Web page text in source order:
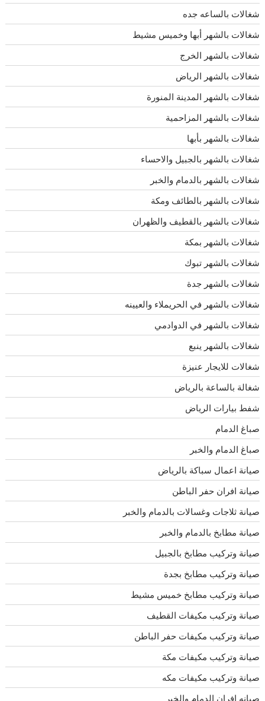
شغالات بالساعه جده
شغالات بالشهر أبها وخميس مشيط
شغالات بالشهر الخرج
شغالات بالشهر الرياض
شغالات بالشهر المدينة المنورة
شغالات بالشهر المزاحمية
شغالات بالشهر بأبها
شغالات بالشهر بالجبيل والاحساء
شغالات بالشهر بالدمام والخبر
شغالات بالشهر بالطائف ومكة
شغالات بالشهر بالقطيف والظهران
شغالات بالشهر بمكة
شغالات بالشهر تبوك
شغالات بالشهر جدة
شغالات بالشهر في الحريملاء والعيينه
شغالات بالشهر في الدوادمي
شغالات بالشهر ينبع
شغالات للايجار عنيزة
شغالة بالساعة بالرياض
شفط بيارات الرياض
صباغ الدمام
صباغ الدمام والخبر
صيانة اعمال سباكة بالرياض
صيانة افران حفر الباطن
صيانة ثلاجات وغسالات بالدمام والخبر
صيانة مطابخ بالدمام والخبر
صيانة وتركيب مطابخ بالجبيل
صيانة وتركيب مطابخ بجدة
صيانة وتركيب مطابخ خميس مشيط
صيانة وتركيب مكيفات القطيف
صيانة وتركيب مكيفات حفر الباطن
صيانة وتركيب مكيفات مكة
صيانة وتركيب مكيفات مكه
صيانه افران الدمام والخبر